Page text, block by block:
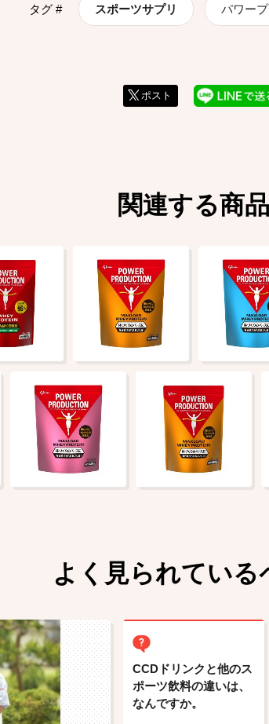
タグ # スポーツサプリ パワー
ポスト
関連する商品
よく見られている
CCDドリンクと他のス
ポーツ飲料の違いは、
なんですか。